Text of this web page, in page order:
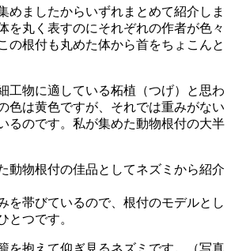
めましたからいずれまとめて紹介しま
を丸く表すのにそれぞれの作者が色々
の根付も丸めた体から首をちょこんと
工物に適している柘植（つげ）と思わ
色は黄色ですが、それでは重みがない
るのです。私が集めた動物根付の大半
動物根付の佳品としてネズミから紹介
を帯びているので、根付のモデルとし
とつです。
を抱えて仰ぎ見るネズミです。（写真